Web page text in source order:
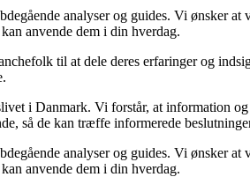
analyser og guides. Vi ønsker
anvende dem i din hverdag.
til at dele deres erfaringer og
i Danmark. Vi forstår, at information
så de kan træffe informerede
analyser og guides. Vi ønsker
anvende dem i din hverdag.